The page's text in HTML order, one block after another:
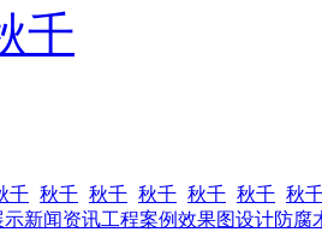
千
千 秋千 秋千 秋千 秋千 秋千 秋
示新闻资讯工程案例效果图设计防腐